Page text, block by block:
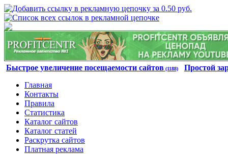
Быстрое увеличение посещаемости сайтов (1188)
Простой
Главная
Контакты
Правила
Статистика
Каталог сайтов
Каталог статей
Раскрутка сайтов
Платная реклама